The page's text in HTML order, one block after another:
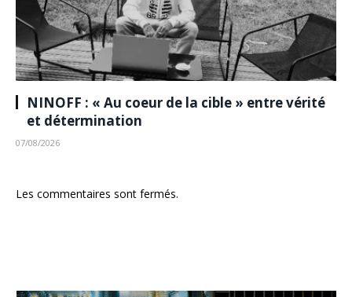
NINOFF : « Au coeur de la cible » entre vérité
et détermination
07/08/2026
Les commentaires sont fermés.